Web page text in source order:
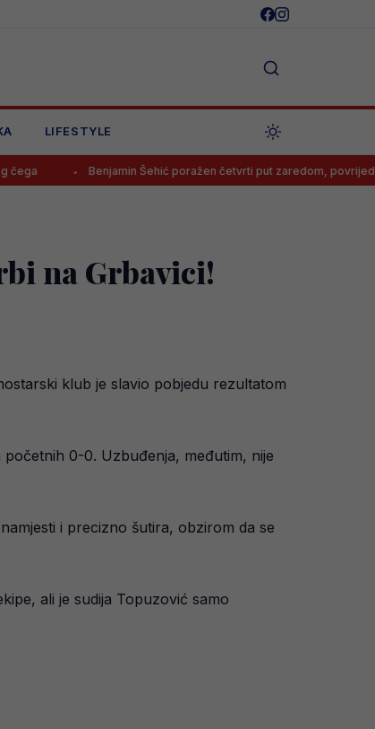
LIFESTYLE
Benjamin Šehić poražen četvrti put zaredom, povrijedio se u prvoj
na Grbavici!
klub je slavio pobjedu rezultatom
0-0. Uzbuđenja, međutim, nije
i precizno šutira, obzirom da se
ali je sudija Topuzović samo